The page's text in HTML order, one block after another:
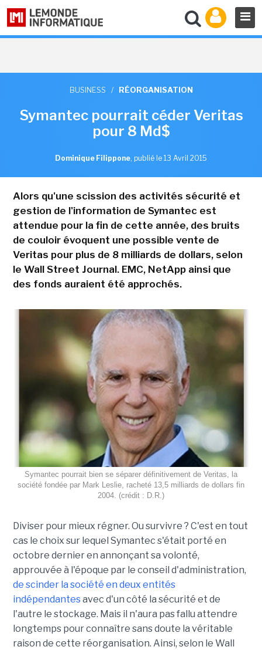
BUSINESS / RÉORGANISATION
Symantec pourrait céder Veritas
pour 8 Md$
Dominique Filippone, publié le 13 Avril 2015
Alors qu'une scission des activités sécurité et
gestion de l'information de Symantec est
attendue pour la fin de cette année, des bruits
de couloir évoquent une possible vente de
Veritas pour plus de 8 milliards de dollars, selon
le Wall Street Journal. EMC, NetApp ainsi que
des fonds auraient été approchés.
Symantec pourrait bien se séparer définitivement de Veritas, la
société fondée par Mark Leslie, racheté 13,5 milliards de dollars fin
2004. (crédit : D.R.)
Diviser pour mieux régner. Ou survivre ? C'est en tout
cas le choix sur lequel Symantec s'était porté en
octobre dernier en annonçant sa volonté,
approuvée à l'époque par le conseil d'administration,
de scinder la société en deux entités
indépendantesavec d'un côté la sécurité et de
l'autre le stockage. Mais il n'aura pas fallu attendre
longtemps pour connaître sans doute la véritable
raison de cette réorganisation. Ainsi, selon le Wall